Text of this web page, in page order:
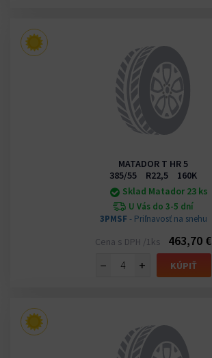
MATADOR T HR 5
385/55 R22,5 160K
Sklad Matador 23 ks
U Vás do 3-5 dní
3PMSF- Priľnavosť na snehu
Cena s DPH /1ks
463,70 €
−
+ KÚPIŤ